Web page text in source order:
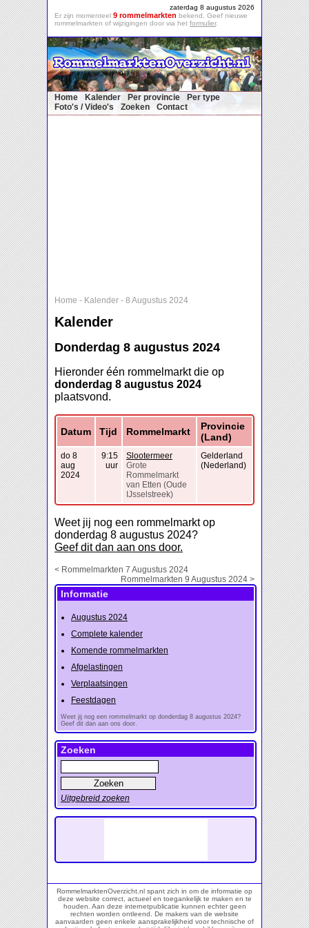
zaterdag 8 augustus 2026
Er zijn momenteel 9 rommelmarkten bekend. Geef nieuwe
rommelmarkten of wijzigingen door via het formulier.
Home Kalender Per provincie
Per type
Foto's / Video's
Zoeken Contact
Home - Kalender - 8 Augustus 2024
Kalender
Donderdag 8 augustus 2024
Hieronder één rommelmarkt die op
donderdag 8 augustus 2024
plaatsvond.
Datum Tijd Rommelmarkt
Provincie
(Land)
do 8
aug
2024
9:15
uur
Slootermeer
Grote
Rommelmarkt
van Etten (Oude
IJsselstreek)
Gelderland
(Nederland)
Weet jij nog een rommelmarkt op
donderdag 8 augustus 2024?
Geef dit dan aan ons door.
< Rommelmarkten 7 Augustus 2024
Rommelmarkten 9 Augustus 2024 >
Informatie
Augustus 2024
Complete kalender
Komende rommelmarkten
Afgelastingen
Verplaatsingen
Feestdagen
Weet jij nog een rommelmarkt op donderdag 8 augustus 2024?
Geef dit dan aan ons door.
Zoeken
Uitgebreid zoeken
RommelmarktenOverzicht.nl spant zich in om de informatie op
deze website correct, actueel en toegankelijk te maken en te
houden. Aan deze internetpublicatie kunnen echter geen
rechten worden ontleend. De makers van de website
aanvaarden geen enkele aansprakelijkheid voor technische of